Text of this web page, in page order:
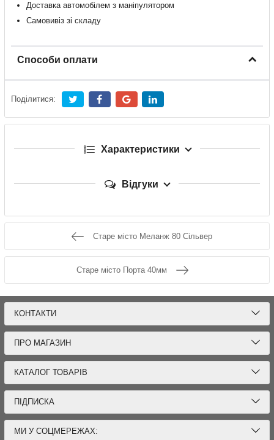
Доставка автомобілем з маніпулятором
Самовивіз зі складу
Способи оплати
Поділитися:
Характеристики
Відгуки
Старе місто Меланж 80 Сільвер
Старе місто Порта 40мм
КОНТАКТИ
ПРО МАГАЗИН
КАТАЛОГ ТОВАРІВ
ПІДПИСКА
МИ У СОЦМЕРЕЖАХ: